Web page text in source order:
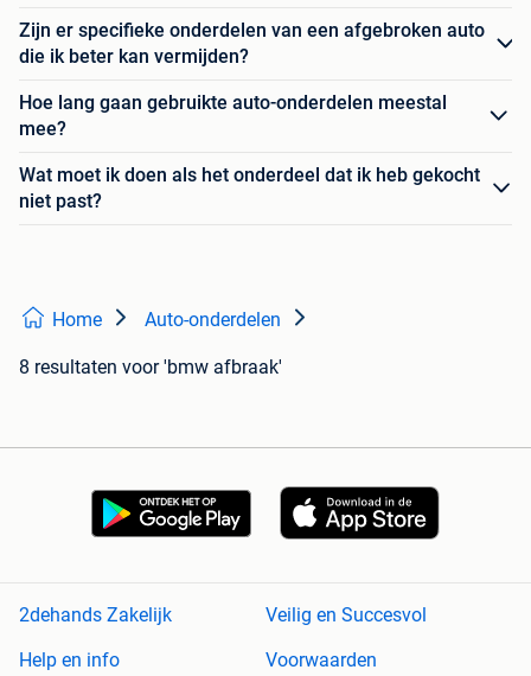
Zijn er specifieke onderdelen van een afgebroken auto
die ik beter kan vermijden?
Hoe lang gaan gebruikte auto-onderdelen meestal
mee?
Wat moet ik doen als het onderdeel dat ik heb gekocht
niet past?
Home Auto-onderdelen
8 resultaten voor 'bmw afbraak'
2dehands Zakelijk
Veilig en Succesvol
Help en info
Voorwaarden